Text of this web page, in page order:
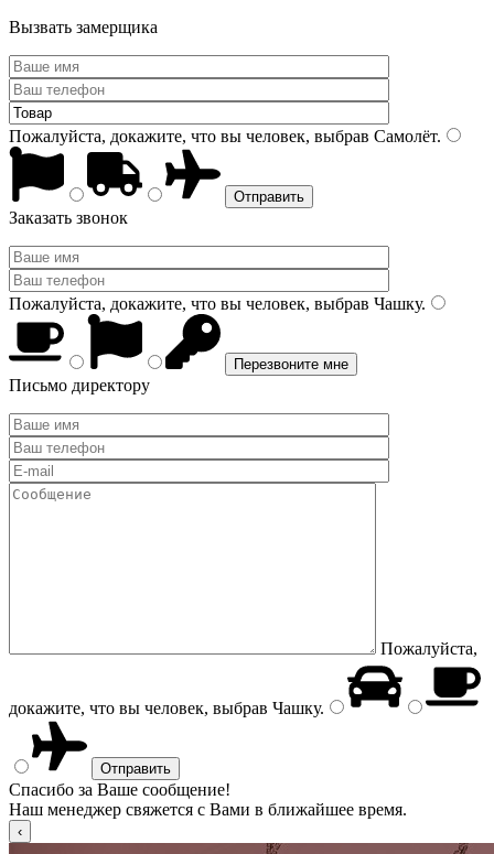
Вызвать замерщика
Пожалуйста, докажите, что вы человек, выбрав Самолёт.
Заказать звонок
Пожалуйста, докажите, что вы человек, выбрав Чашку.
Письмо директору
Пожалуйста,
докажите, что вы человек, выбрав Чашку.
Спасибо за Ваше сообщение!
Наш менеджер свяжется с Вами в ближайшее время.